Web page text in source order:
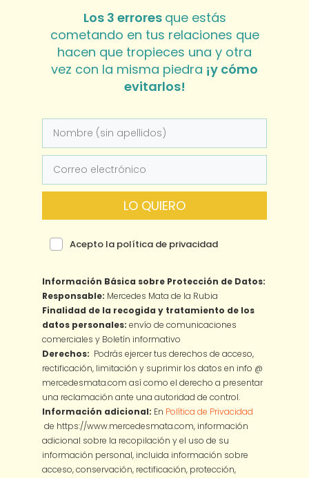
Los 3 errores que estás
cometando en tus relaciones que
hacen que tropieces una y otra
vez con la misma piedra ¡y cómo
evitarlos!
LO QUIERO
Acepto la política de privacidad
Información Básica sobre Protección de Datos:
Responsable: Mercedes Mata de la Rubia
Finalidad de la recogida y tratamiento de los
datos personales: envío de comunicaciones
comerciales y Boletín informativo
Derechos: Podrás ejercer tus derechos de acceso,
rectificación, limitación y suprimir los datos en info @
mercedesmata.com así como el derecho a presentar
una reclamación ante una autoridad de control.
Información adicional: En Política de Privacidad
de https://www.mercedesmata.com, información
adicional sobre la recopilación y el uso de su
información personal, incluida información sobre
acceso, conservación, rectificación, protección,